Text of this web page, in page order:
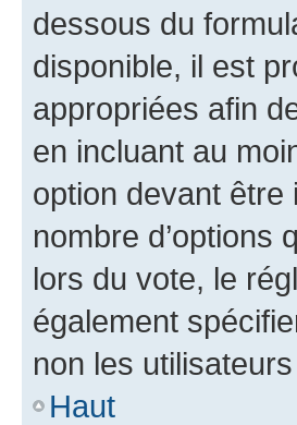
dessous du
disponible, il est
appropriées afin
en incluant au
option devant être
nombre d’options
lors du vote, le
également
non les
Haut